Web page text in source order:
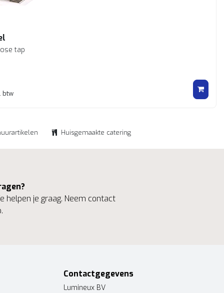
tap
btw
Huisgemaakte catering
helpen je graag. Neem contact
Contactgegevens
Lumineux BV